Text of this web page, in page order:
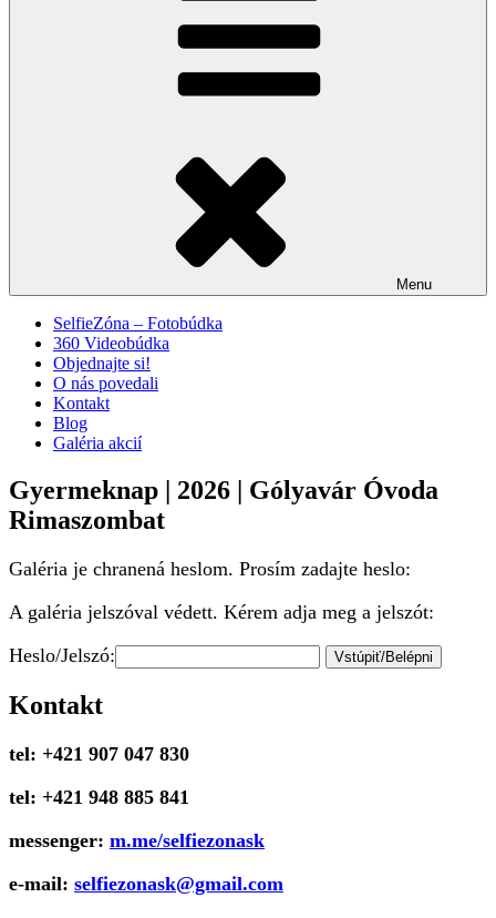
Menu
SelfieZóna – Fotobúdka
360 Videobúdka
Objednajte si!
O nás povedali
Kontakt
Blog
Galéria akcií
Gyermeknap | 2026 | Gólyavár Óvoda
Rimaszombat
Galéria je chranená heslom. Prosím zadajte heslo:
A galéria jelszóval védett. Kérem adja meg a jelszót:
Heslo/Jelszó:
Kontakt
tel: +421 907 047 830
tel: +421 948 885 841
messenger: m.me/selfiezonask
e-mail: selfiezonask@gmail.com